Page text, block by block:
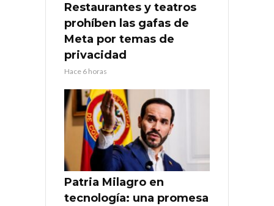
Restaurantes y teatros
prohíben las gafas de
Meta por temas de
privacidad
Hace 6 horas
Patria Milagro en
tecnología: una promesa